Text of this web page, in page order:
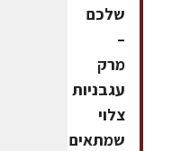
שלכם
–
מרק
עגבניות
צלוי
שמתאים